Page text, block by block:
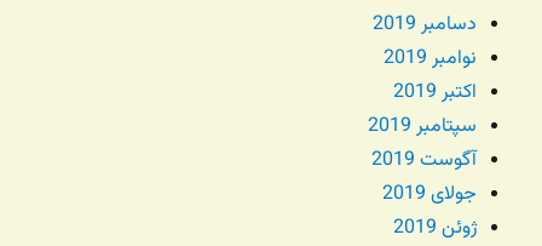
دسامبر 2019
نوامبر 2019
اکتبر 2019
سپتامبر 2019
آگوست 2019
جولای 2019
ژوئن 2019